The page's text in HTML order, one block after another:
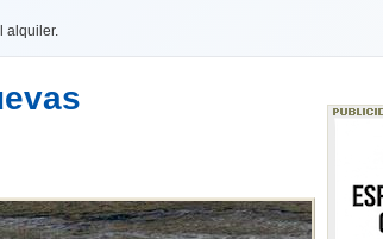
alquiler.